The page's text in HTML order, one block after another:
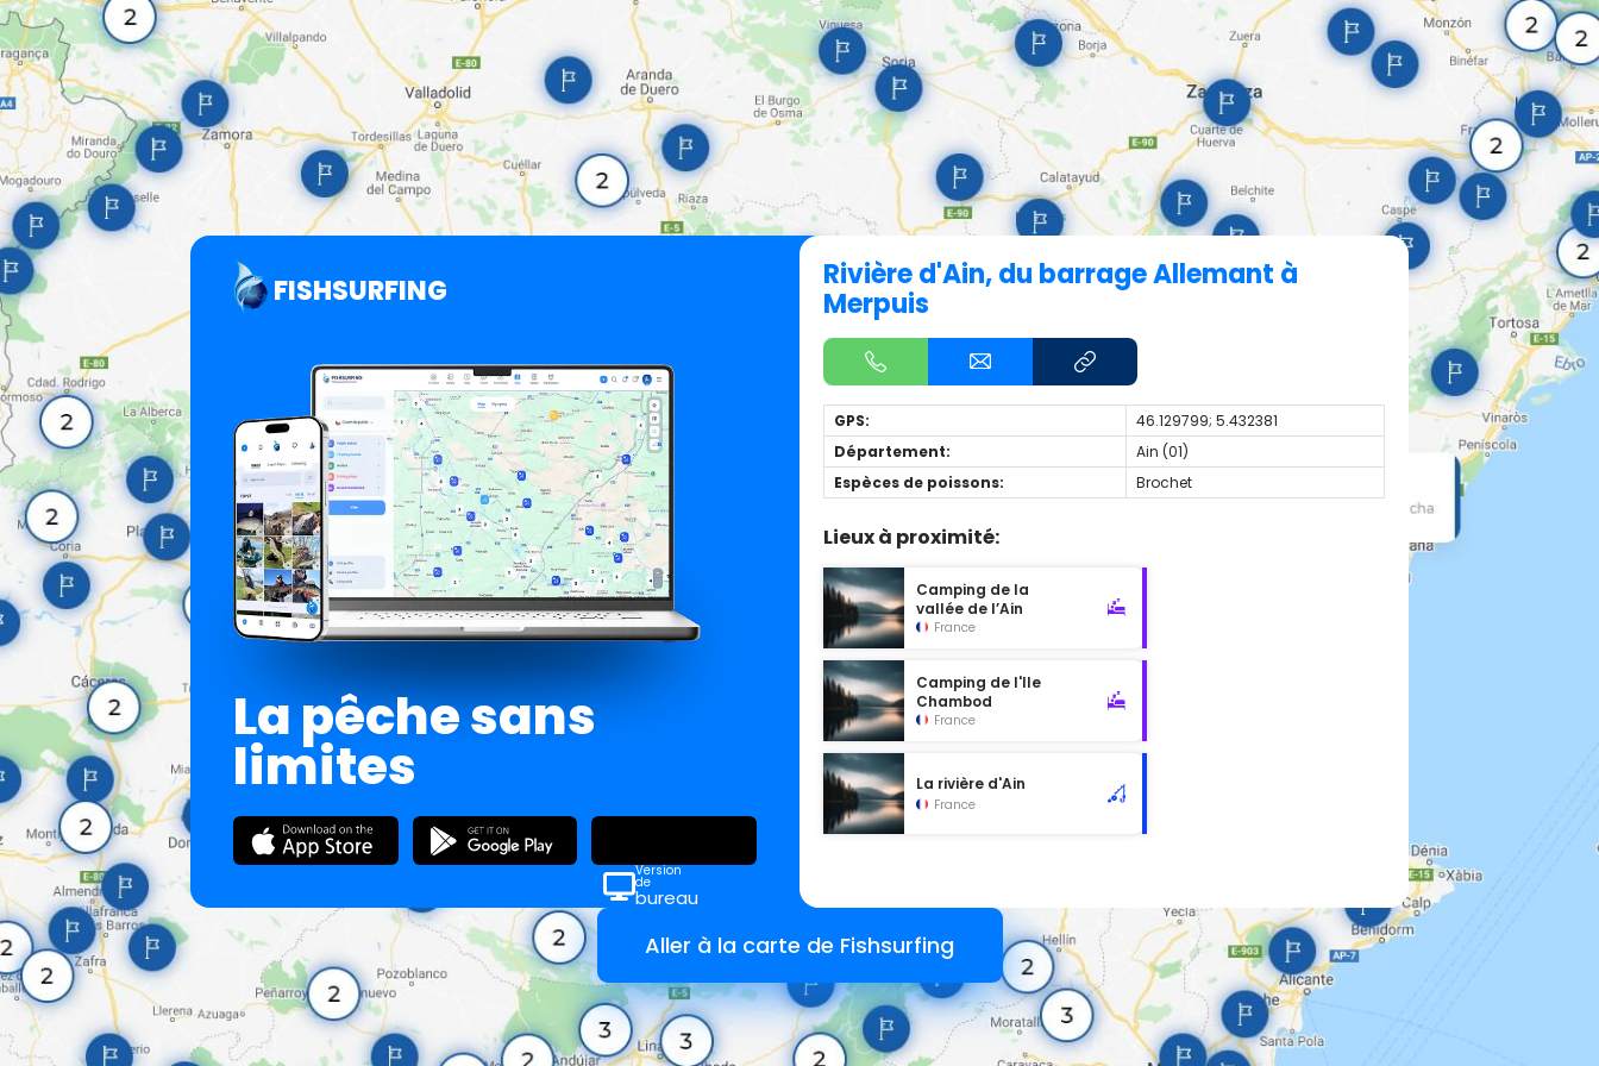
FISHSURFING
La pêche sans
limites
Version
de
bureau
Rivière d'Ain, du barrage Allemant à
Merpuis
GPS:
46.129799; 5.432381
Département:
Ain (01)
Espèces de poissons:
Brochet
Lieux à proximité:
Camping de la
vallée de l’Ain
France
Camping de l'Ile
Chambod
France
La rivière d'Ain
France
Aller à la carte de Fishsurfing